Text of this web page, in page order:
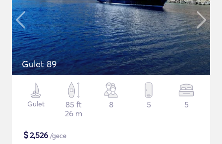
Gulet 89
Gulet
85 ft
26 m
8 5 5
$2,526 /gece